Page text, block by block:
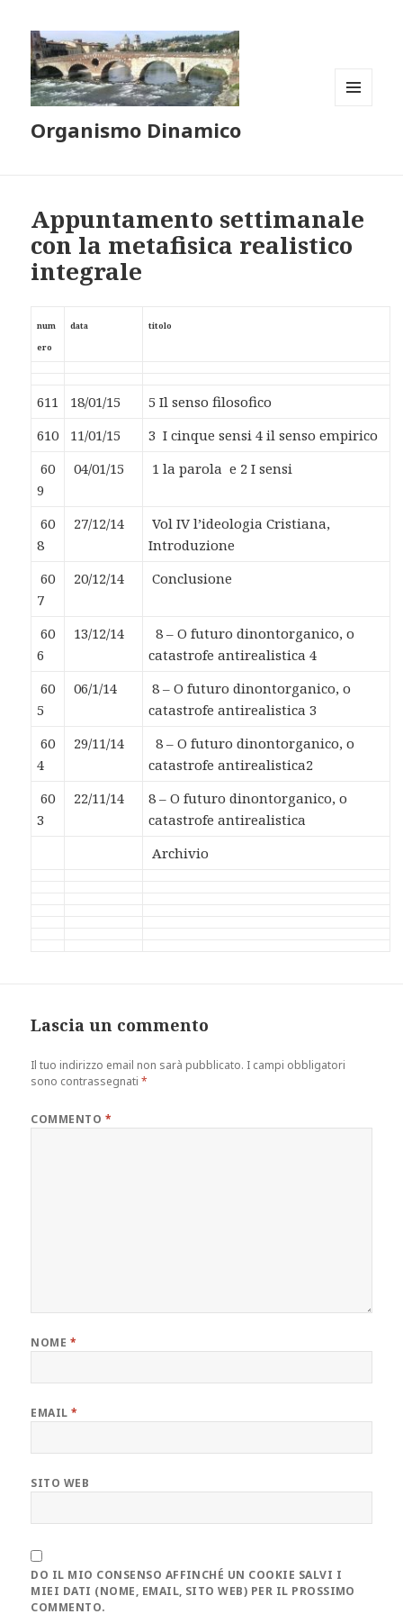
Organismo Dinamico
Appuntamento settimanale
con la metafisica realistico
integrale
num
ero
data titolo
611 18/01/15
5 Il senso filosofico
610
11/01/15
3 I cinque sensi 4 il senso empirico
60
9
04/01/15 1 la parola e 2 I sensi
60
8
27/12/14
Vol IV l’ideologia Cristiana,
Introduzione
60
7
20/12/14 Conclusione
60
6
13/12/14
8 – O futuro dinontorganico, o
catastrofe antirealistica 4
60
5
06/1/14
8 – O futuro dinontorganico, o
catastrofe antirealistica 3
60
4
29/11/14
8 – O futuro dinontorganico, o
catastrofe antirealistica2
60
3
22/11/14
8 – O futuro dinontorganico, o
catastrofe antirealistica
Archivio
Lascia un commento
Il tuo indirizzo email non sarà pubblicato. I campi obbligatori
sono contrassegnati*
COMMENTO *
NOME *
EMAIL*
SITO WEB
DO IL MIO CONSENSO AFFINCHÉ UN COOKIE SALVI I
MIEI DATI (NOME, EMAIL, SITO WEB) PER IL PROSSIMO
COMMENTO.